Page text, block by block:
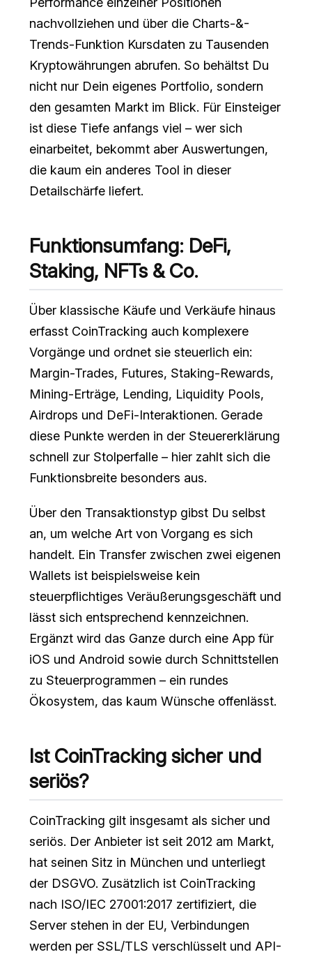
nachvollziehen und über die Charts-&-
Trends-Funktion Kursdaten zu Tausenden
Kryptowährungen abrufen. So behältst Du
nicht nur Dein eigenes Portfolio, sondern
den gesamten Markt im Blick. Für Einsteiger
ist diese Tiefe anfangs viel – wer sich
einarbeitet, bekommt aber Auswertungen,
die kaum ein anderes Tool in dieser
Detailschärfe liefert.
Funktionsumfang: DeFi,
Staking, NFTs & Co.
Über klassische Käufe und Verkäufe hinaus
erfasst CoinTracking auch komplexere
Vorgänge und ordnet sie steuerlich ein:
Margin-Trades, Futures, Staking-Rewards,
Mining-Erträge, Lending, Liquidity Pools,
Airdrops und DeFi-Interaktionen. Gerade
diese Punkte werden in der Steuererklärung
schnell zur Stolperfalle – hier zahlt sich die
Funktionsbreite besonders aus.
Über den Transaktionstyp gibst Du selbst
an, um welche Art von Vorgang es sich
handelt. Ein Transfer zwischen zwei eigenen
Wallets ist beispielsweise kein
steuerpflichtiges Veräußerungsgeschäft und
lässt sich entsprechend kennzeichnen.
Ergänzt wird das Ganze durch eine App für
iOS und Android sowie durch Schnittstellen
zu Steuerprogrammen – ein rundes
Ökosystem, das kaum Wünsche offenlässt.
Ist CoinTracking sicher und
seriös?
CoinTracking gilt insgesamt als sicher und
seriös. Der Anbieter ist seit 2012 am Markt,
hat seinen Sitz in München und unterliegt
der DSGVO. Zusätzlich ist CoinTracking
nach ISO/IEC 27001:2017 zertifiziert, die
Server stehen in der EU, Verbindungen
werden per SSL/TLS verschlüsselt und API-